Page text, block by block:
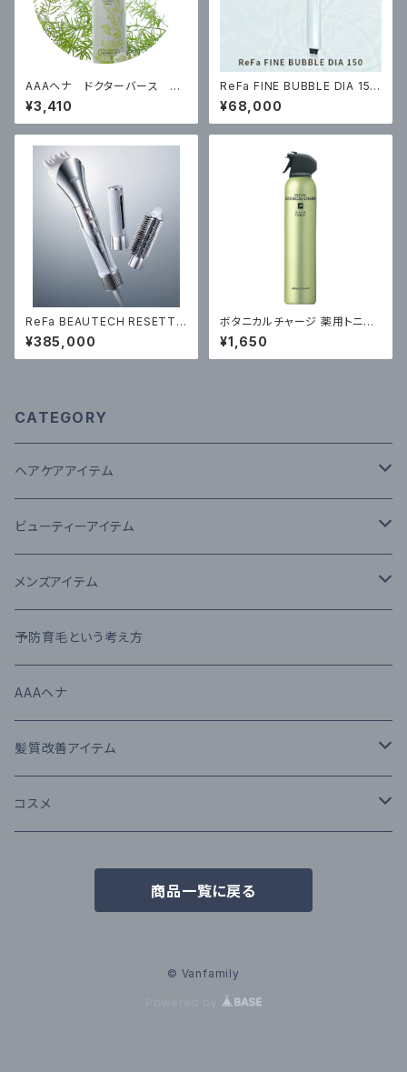
AAAヘナ ドクターバース シ
ャンプー200ml ￥3410（税込）
¥3,410
ReFa FINE BUBBLE DIA 150
mm ¥68000（税込）
¥68,000
ReFa BEAUTECH RESETTE
R ¥38500（税込）
¥385,000
ボタニカルチャージ 薬用トニッ
ク 220g ￥1650（税込）
¥1,650
CATEGORY
ヘアケアアイテム
シャンプー
The U
トリートメント
The U
流さないトリートメント（アウトバス）
スタイリング剤
N.（エヌドット）
Moii（モイ）
肌にも使えるUVケア
MAEUFA ミーファ
髪色長持ちカラーシャンプー＆トリートメント
ビューティーアイテム
MTG
メンズアイテム
N.オム（エヌドット オム）
RUEDE BRAQUE（ルードブラック）
THE GROOMING （ザ・グルーミング）
予防育毛という考え方
AAAヘナ
髪質改善アイテム
iMPROQA
コスメ
商品一覧に戻る
© Vanfamily